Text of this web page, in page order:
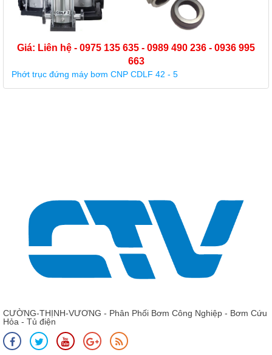
CƯỜNG-THỊNH-VƯƠNG - Phân Phối Bơm Công Nghiệp - Bơm Cứu
Hỏa - Tủ điện